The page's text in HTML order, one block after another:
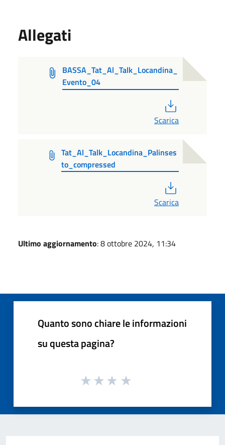
Allegati
BASSA_Tat_Al_Talk_Locandina_
Evento_04
Scarica
Tat_Al_Talk_Locandina_Palinses
to_compressed
Scarica
Ultimo aggiornamento: 8 ottobre 2024, 11:34
Quanto sono chiare le informazioni
su questa pagina?